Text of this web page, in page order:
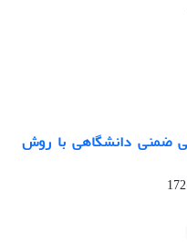
ضمنی دانشگاهی با روش